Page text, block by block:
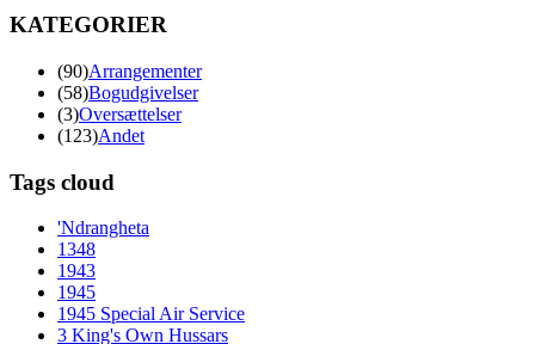
KATEGORIER
(90)Arrangementer
(58)Bogudgivelser
(3)Oversættelser
(123)Andet
Tags cloud
'Ndrangheta
1348
1943
1945
1945 Special Air Service
3 King's Own Hussars